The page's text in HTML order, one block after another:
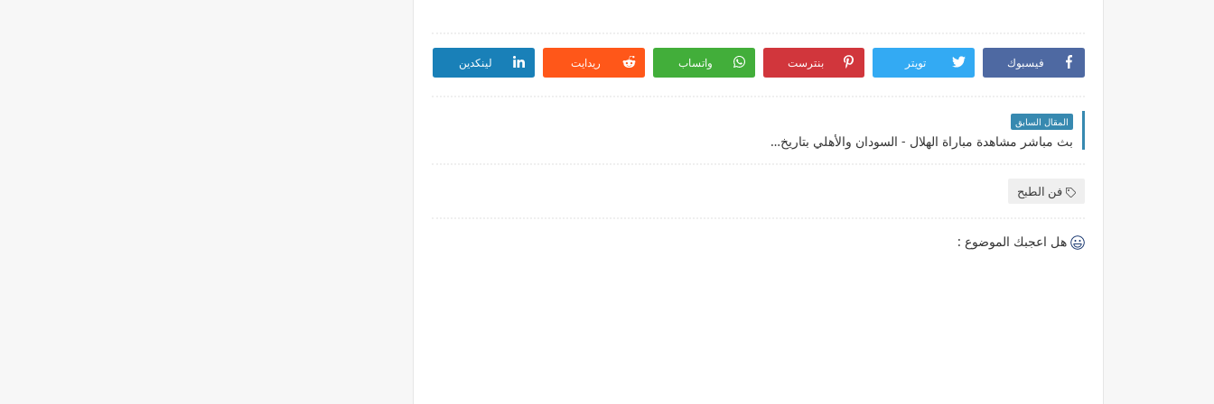
فيسبوك تويتر بنترست واتساب ريدايت لينكدين
المقال السابق
بث مباشر مشاهدة مباراة الهلال - السودان والأهلي بتاريخ 17-02-2023 دوري أبطال أفريقيا
فن الطبح
هل اعجبك الموضوع :